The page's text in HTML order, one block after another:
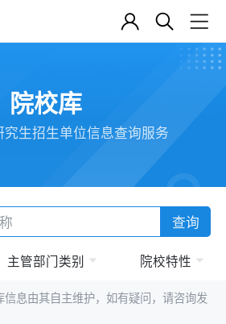
院校库
生招生单位信息查询服务
查询
主管部门类别 院校特性
息由其自主维护，如有疑问，请咨询发